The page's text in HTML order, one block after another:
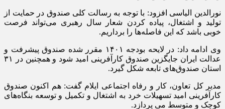
نورالدین الیاسی افزود: با توجه به رسالت کلی صندوق در حمایت از
تولید و اشتغال، پیاده کردن شعار سال رهبری می‌تواند فرصت
خوبی باشد که این فاصله‌ها را برداریم.
وی ادامه داد: در لایحه بودجه ۱۴۰۱ مقرر شده صندوق پیشرفت و
عدالت ایران جایگزین صندوق کارآفرینی امید شود و همچنین در ۳۱
استان صندوق‌های تابعه شکل گیرد.
مدیر کل تعاون، کار و رفاه اجتماعی ایلام گفت: هم اکنون صندوق
کارآفرینی امید تسهیلات خرد به اشتغال و تکمیل و توسعه بنگاه‌های
کوچک و متوسط می پردازد.